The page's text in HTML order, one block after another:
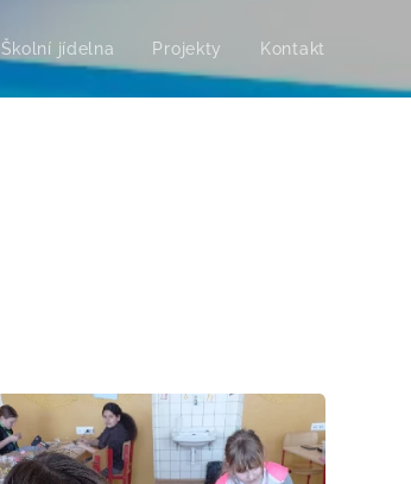
Školní jídelna Projekty Kontakt